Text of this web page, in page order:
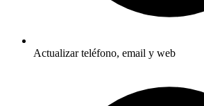
Actualizar teléfono, email y web